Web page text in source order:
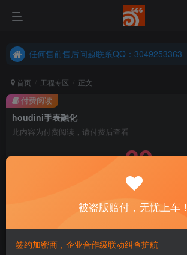
任何售前售后问题联系QQ：3049253363
任何售前售后问题联系QQ：3049253363
首页 工程专区 正文
houdini手表融化
此内容为付费阅读，请付费后查看
39
立即购买
付费阅读
被盗版赔付，无忧上车！
签约加密商，企业合作级联动纠查护航